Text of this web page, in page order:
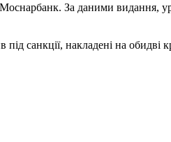
За даними видання,
санкції, накладені на обидві